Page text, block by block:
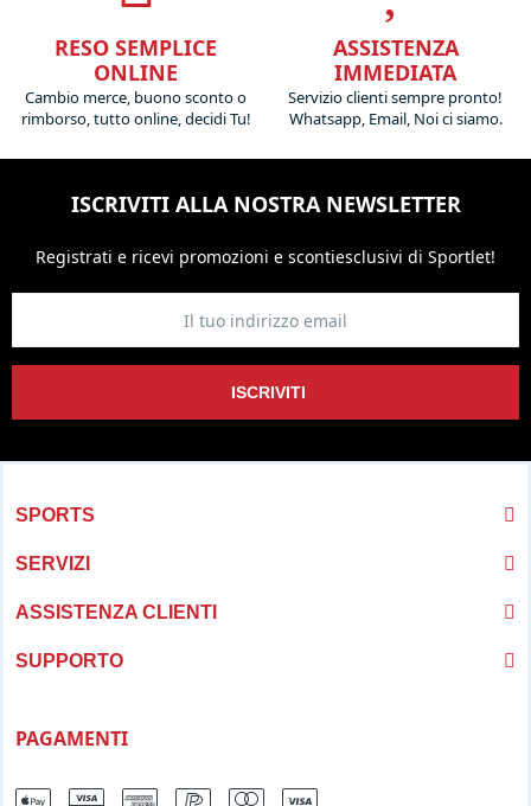
RESO SEMPLICE
ONLINE
Cambio merce, buono sconto o
rimborso, tutto online, decidi Tu!
ASSISTENZA
IMMEDIATA
Servizio clienti sempre pronto!
Whatsapp, Email, Noi ci siamo.
ISCRIVITI ALLA NOSTRA NEWSLETTER
Registrati e ricevi promozioni e scontiesclusivi di Sportlet!
ISCRIVITI
SPORTS
SERVIZI
ASSISTENZA CLIENTI
SUPPORTO
PAGAMENTI